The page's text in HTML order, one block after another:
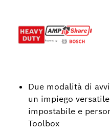
Due modalità di
un impiego
impostabile e
Toolbox